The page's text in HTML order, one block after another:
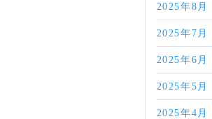
2025年8月
2025年7月
2025年6月
2025年5月
2025年4月